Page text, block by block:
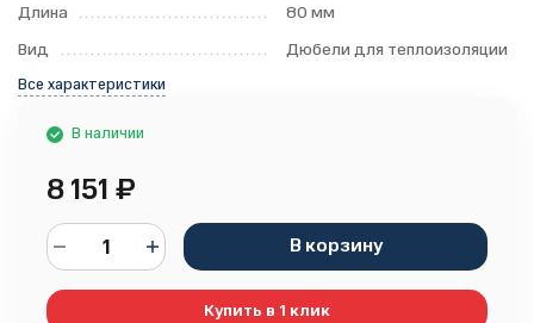
Длина
80 мм
Вид
Дюбели для теплоизоляции
Все характеристики
В наличии
8 151 ₽
В корзину
Купить в 1 клик